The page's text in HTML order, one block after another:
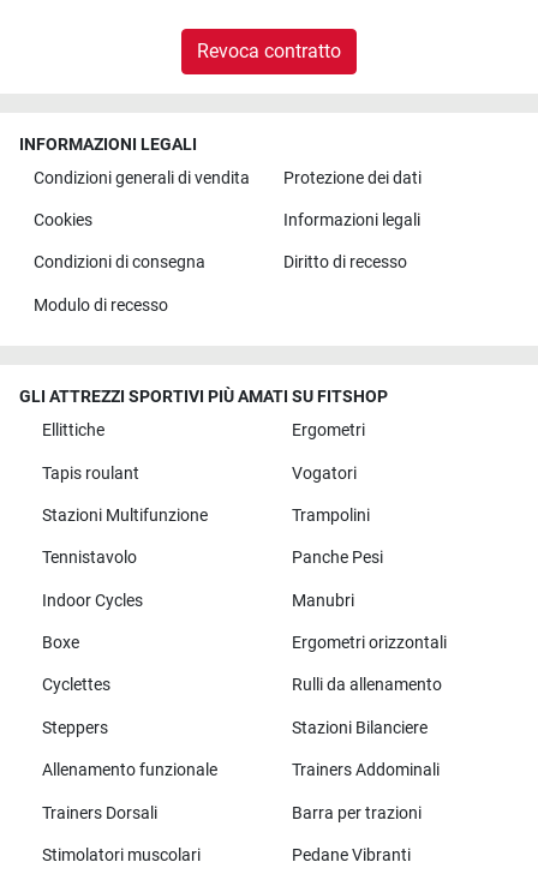
Revoca contratto
INFORMAZIONI LEGALI
Condizioni generali di vendita
Protezione dei dati
Cookies Informazioni legali
Condizioni di consegna Diritto di recesso
Modulo di recesso
GLI ATTREZZI SPORTIVI PIÙ AMATI SU FITSHOP
Ellittiche
Ergometri
Tapis roulant Vogatori
Stazioni Multifunzione Trampolini
Tennistavolo Panche Pesi
Indoor Cycles Manubri
Boxe Ergometri orizzontali
Cyclettes Rulli da allenamento
Steppers Stazioni Bilanciere
Allenamento funzionale Trainers Addominali
Trainers Dorsali Barra per trazioni
Stimolatori muscolari Pedane Vibranti